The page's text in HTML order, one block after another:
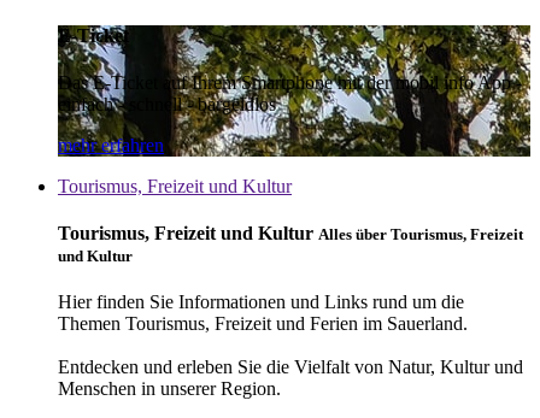
E-Ticket
Das E-Ticket auf Ihrem Smartphone mit der mobil info App -
einfach - schnell - bargeldlos
mehr erfahren
Tourismus, Freizeit und Kultur
Tourismus, Freizeit und Kultur Alles über Tourismus, Freizeit
und Kultur
Hier finden Sie Informationen und Links rund um die
Themen Tourismus, Freizeit und Ferien im Sauerland.
Entdecken und erleben Sie die Vielfalt von Natur, Kultur und
Menschen in unserer Region.